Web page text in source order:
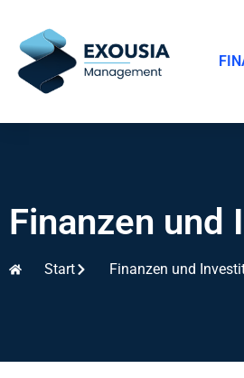
Finanzen und
Start Finanzen und